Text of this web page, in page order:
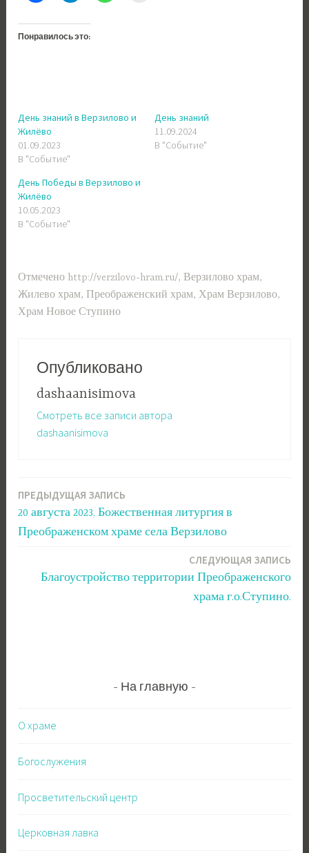
Понравилось это:
День знаний в Верзилово и
Жилёво
01.09.2023
В "Событие"
День знаний
11.09.2024
В "Событие"
День Победы в Верзилово и
Жилёво
10.05.2023
В "Событие"
Отмечено http://verzilovo-hram.ru/, Верзилово храм,
Жилево храм, Преображенский храм,Храм Верзилово,
Храм Новое Ступино
Опубликовано
dashaanisimova
Смотреть все записи автора
dashaanisimova
Навигация
по
ПРЕДЫДУЩАЯ ЗАПИСЬ
20 августа 2023, Божественная литургия в
Преображенском храме села Верзилово
СЛЕДУЮЩАЯ ЗАПИСЬ
Благоустройство территории Преображенского
храма г.о.Ступино.
На главную
О храме
Богослужения
Просветительский центр
Церковная лавка